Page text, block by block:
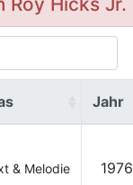
Jahr
& Melodie 1976